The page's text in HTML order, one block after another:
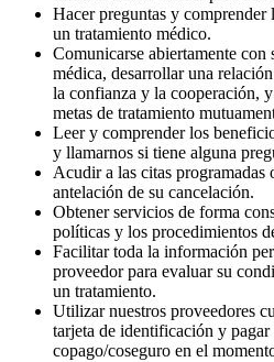
Hacer preguntas y comprender
un tratamiento médico.
Comunicarse abiertamente con
médica, desarrollar una
la confianza y la cooperación,
metas de tratamiento
Leer y comprender los
y llamarnos si tiene alguna
Acudir a las citas programadas
antelación de su cancelación.
Obtener servicios de forma
políticas y los procedimientos
Facilitar toda la información
proveedor para evaluar su
un tratamiento.
Utilizar nuestros proveedores
tarjeta de identificación y pagar
copago/coseguro en el